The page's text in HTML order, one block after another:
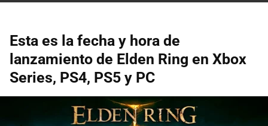
Esta es la fecha y hora de
lanzamiento de Elden Ring en Xbox
Series, PS4, PS5 y PC